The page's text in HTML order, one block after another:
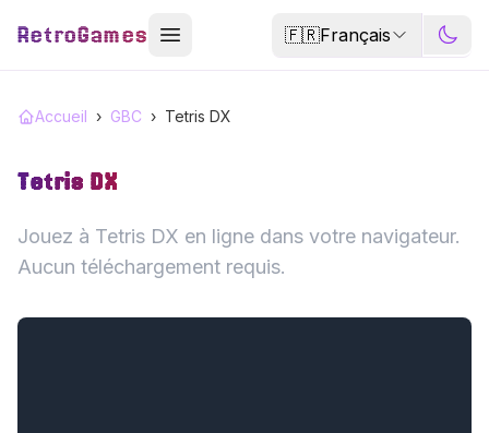
RetroGames 🇫🇷Français
Accueil › GBC › Tetris DX
Tetris DX
Jouez à Tetris DX en ligne dans votre navigateur.
Aucun téléchargement requis.